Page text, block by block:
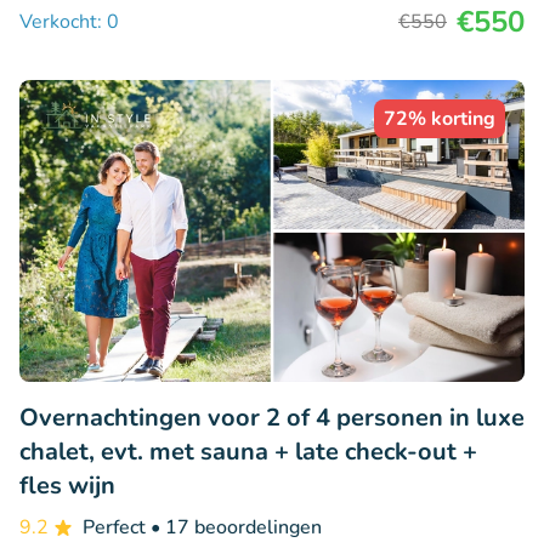
Verkocht: 0
€550 €550
72% korting
Overnachtingen voor 2 of 4 personen in luxe
chalet, evt. met sauna + late check-out +
fles wijn
9.2 Perfect • 17 beoordelingen